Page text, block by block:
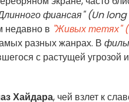
фиансая" (Un
недавно в "Живых тетях"
разных жанрах. В
с растущей угрозой
Хайдара, чей взлет к